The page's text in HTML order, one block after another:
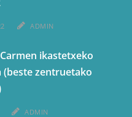
ADMIN
ikastetxeko
(beste zentruetako
ADMIN